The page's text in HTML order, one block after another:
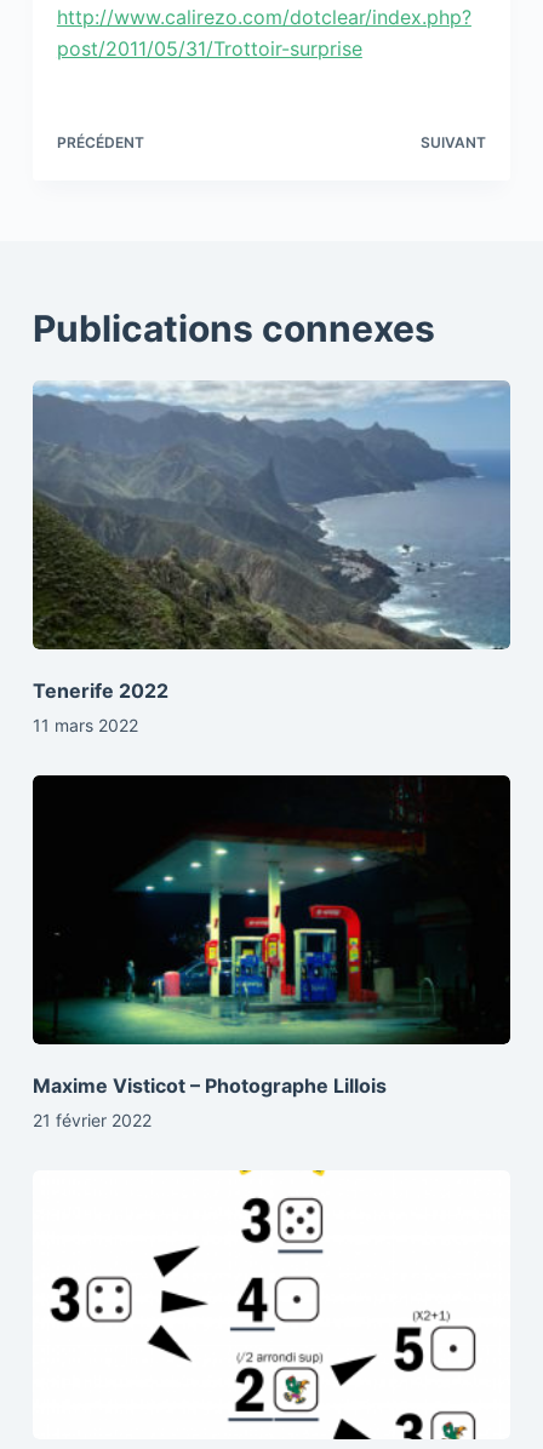
http://www.calirezo.com/dotclear/index.php?
post/2011/05/31/Trottoir-surprise
PRÉCÉDENT SUIVANT
Publications connexes
Tenerife 2022
11 mars 2022
Maxime Visticot – Photographe Lillois
21 février 2022